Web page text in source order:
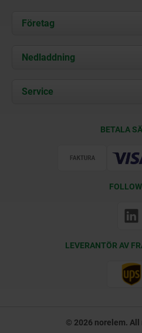
Företag
Om oss
Kontakt
Nedladdning
Documents
Service
BETALA
LEVERANTÖR AV
© 2026 norelem. All